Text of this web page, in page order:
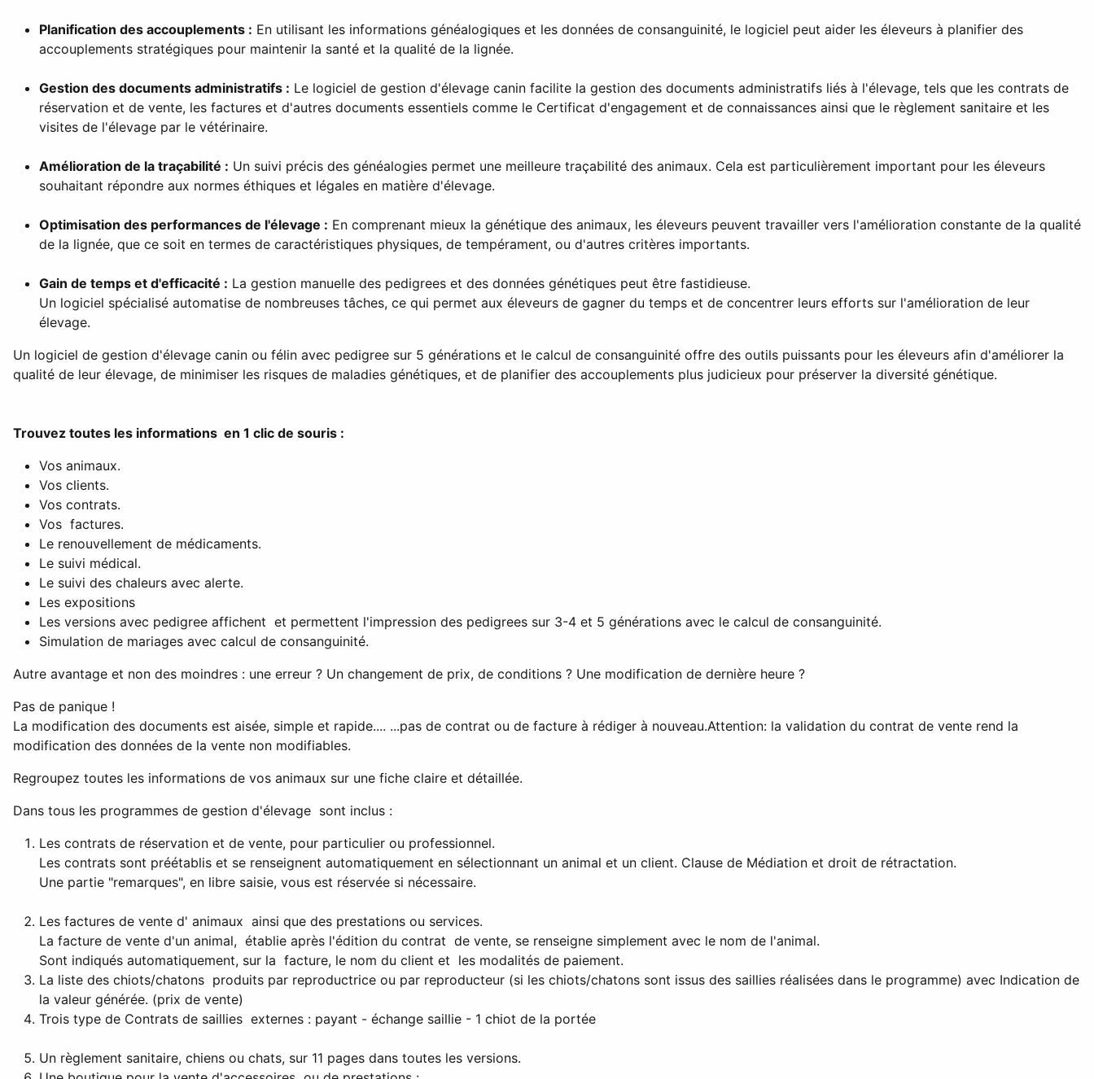
Planification des accouplements : En utilisant les informations généalogiques et les données de consanguinité, le logiciel peut aider les éleveurs à planifier des
accouplements stratégiques pour maintenir la santé et la qualité de la lignée.
Gestion des documents administratifs : Le logiciel de gestion d'élevage canin facilite la gestion des documents administratifs liés à l'élevage, tels que les contrats de
réservation et de vente, les factures et d'autres documents essentiels comme le Certificat d'engagement et de connaissances ainsi que le règlement sanitaire et les
visites de l'élevage par le vétérinaire.
Amélioration de la traçabilité : Un suivi précis des généalogies permet une meilleure traçabilité des animaux. Cela est particulièrement important pour les éleveurs
souhaitant répondre aux normes éthiques et légales en matière d'élevage.
Optimisation des performances de l'élevage : En comprenant mieux la génétique des animaux, les éleveurs peuvent travailler vers l'amélioration constante de la qualité
de la lignée, que ce soit en termes de caractéristiques physiques, de tempérament, ou d'autres critères importants.
Gain de temps et d'efficacité : La gestion manuelle des pedigrees et des données génétiques peut être fastidieuse.
Un logiciel spécialisé automatise de nombreuses tâches, ce qui permet aux éleveurs de gagner du temps et de concentrer leurs efforts sur l'amélioration de leur
élevage.
Un logiciel de gestion d'élevage canin ou félin avec pedigree sur 5 générations et le calcul de consanguinité offre des outils puissants pour les éleveurs afin d'améliorer la
qualité de leur élevage, de minimiser les risques de maladies génétiques, et de planifier des accouplements plus judicieux pour préserver la diversité génétique.
Trouvez toutes les informations en 1 clic de souris :
Vos animaux.
Vos clients.
Vos contrats.
Vos factures.
Le renouvellement de médicaments.
Le suivi médical.
Le suivi des chaleurs avec alerte.
Les expositions
Les versions avec pedigree affichent et permettent l'impression des pedigrees sur 3-4 et 5 générations avec le calcul de consanguinité.
Simulation de mariages avec calcul de consanguinité.
Autre avantage et non des moindres : une erreur ? Un changement de prix, de conditions ? Une modification de dernière heure ?
Pas de panique !
La modification des documents est aisée, simple et rapide.... ...pas de contrat ou de facture à rédiger à nouveau.Attention: la validation du contrat de vente rend la
modification des données de la vente non modifiables.
Regroupez toutes les informations de vos animaux sur une fiche claire et détaillée.
Dans tous les programmes de gestion d'élevage sont inclus :
Les contrats de réservation et de vente, pour particulier ou professionnel.
Les contrats sont préétablis et se renseignent automatiquement en sélectionnant un animal et un client. Clause de Médiation et droit de rétractation.
Une partie "remarques", en libre saisie, vous est réservée si nécessaire.
Les factures de vente d' animaux ainsi que des prestations ou services.
La facture de vente d'un animal, établie après l'édition du contrat de vente, se renseigne simplement avec le nom de l'animal.
Sont indiqués automatiquement, sur la facture, le nom du client et les modalités de paiement.
La liste des chiots/chatons produits par reproductrice ou par reproducteur (si les chiots/chatons sont issus des saillies réalisées dans le programme) avec Indication de
la valeur générée. (prix de vente)
Trois type de Contrats de saillies externes : payant - échange saillie - 1 chiot de la portée
Un règlement sanitaire, chiens ou chats, sur 11 pages dans toutes les versions.